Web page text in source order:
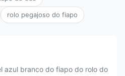
rolo pegajoso do fiapo
azul branco do fiapo do rolo do